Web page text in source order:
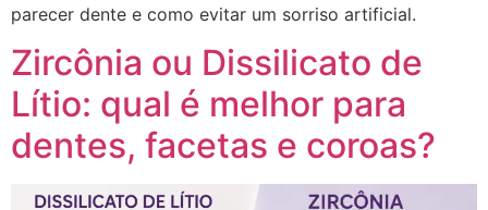
parecer dente e como evitar um sorriso artificial.
Zircônia ou Dissilicato de
Lítio: qual é melhor para
dentes, facetas e coroas?